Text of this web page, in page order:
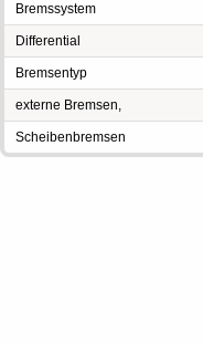
Bremssystem
Differential
Bremsentyp
externe Bremsen,
Scheibenbremsen